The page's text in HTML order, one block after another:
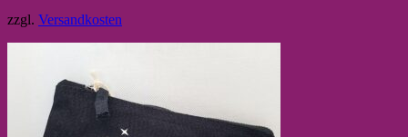
zzgl. Versandkosten